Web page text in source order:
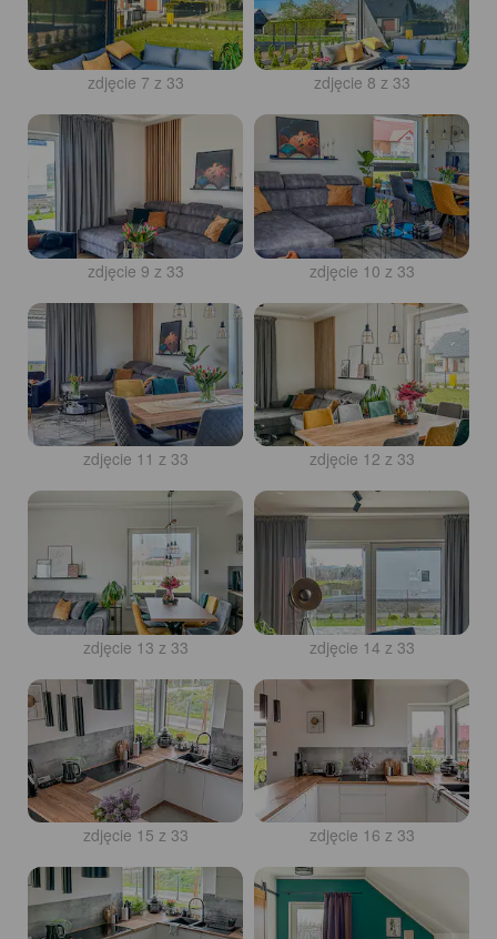
zdjęcie 7 z 33 zdjęcie 8 z 33
zdjęcie 9 z 33 zdjęcie 10 z 33
zdjęcie 11 z 33 zdjęcie 12 z 33
zdjęcie 13 z 33 zdjęcie 14 z 33
zdjęcie 15 z 33 zdjęcie 16 z 33